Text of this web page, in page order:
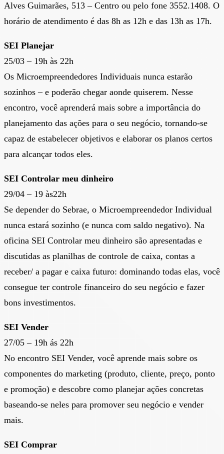
Alves Guimarães, 513 – Centro ou pelo fone 3552.1408. O
horário de atendimento é das 8h as 12h e das 13h as 17h.
SEI Planejar
25/03 – 19h às 22h
Os Microempreendedores Individuais nunca estarão
sozinhos – e poderão chegar aonde quiserem. Nesse
encontro, você aprenderá mais sobre a importância do
planejamento das ações para o seu negócio, tornando-se
capaz de estabelecer objetivos e elaborar os planos certos
para alcançar todos eles.
SEI Controlar meu dinheiro
29/04 – 19 às22h
Se depender do Sebrae, o Microempreendedor Individual
nunca estará sozinho (e nunca com saldo negativo). Na
oficina SEI Controlar meu dinheiro são apresentadas e
discutidas as planilhas de controle de caixa, contas a
receber/ a pagar e caixa futuro: dominando todas elas, você
consegue ter controle financeiro do seu negócio e fazer
bons investimentos.
SEI Vender
27/05 – 19h ás 22h
No encontro SEI Vender, você aprende mais sobre os
componentes do marketing (produto, cliente, preço, ponto
e promoção) e descobre como planejar ações concretas
baseando-se neles para promover seu negócio e vender
mais.
SEI Comprar